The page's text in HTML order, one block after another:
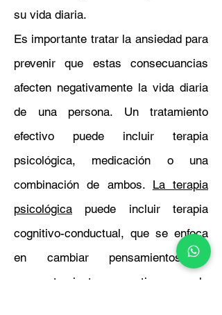
su vida diaria.
Es importante tratar la ansiedad para
prevenir que estas consecuancias
afecten negativamente la vida diaria
de una persona. Un tratamiento
efectivo puede incluir terapia
psicológica, medicación o una
combinación de ambos. La terapia
psicológica puede incluir terapia
cognitivo-conductual, que se enfoca
en cambiar pensamientos y
comportamientos negativos, y la